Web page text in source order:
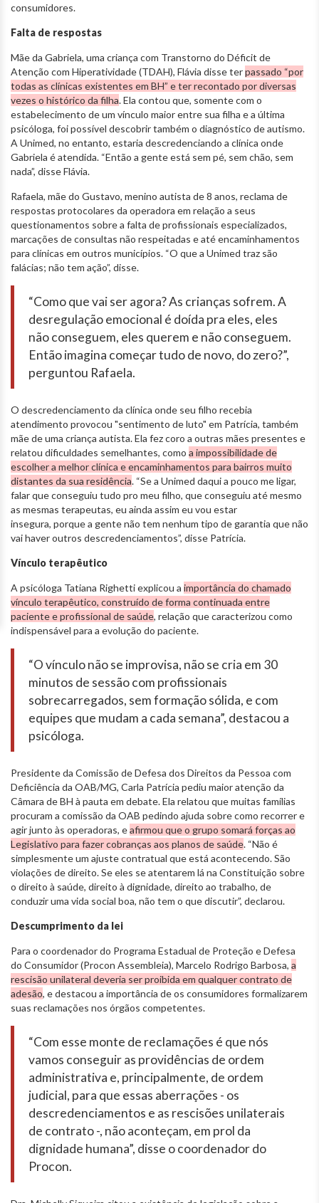
consumidores.
Falta de respostas
Mãe da Gabriela, uma criança com Transtorno do Déficit de
Atenção com Hiperatividade (TDAH), Flávia disse terpassado “por
todas as clínicas existentes em BH” e ter recontado por diversas
vezes o histórico da filha. Ela contou que, somente com o
estabelecimento de um vínculo maior entre sua filha e a última
psicóloga, foi possível descobrir também o diagnóstico de autismo.
A Unimed, no entanto, estaria descredenciando a clínica onde
Gabriela é atendida. “Então a gente está sem pé, sem chão, sem
nada”, disse Flávia.
Rafaela, mãe do Gustavo, menino autista de 8 anos, reclama de
respostas protocolares da operadora em relação a seus
questionamentos sobre a falta de profissionais especializados,
marcações de consultas não respeitadas e até encaminhamentos
para clínicas em outros municípios. “O que a Unimed traz são
falácias; não tem ação”, disse.
“Como que vai ser agora? As crianças sofrem. A
desregulação emocional é doída pra eles, eles
não conseguem, eles querem e não conseguem.
Então imagina começar tudo de novo, do zero?”,
perguntou Rafaela.
O descredenciamento da clínica onde seu filho recebia
atendimento provocou "sentimento de luto" em Patrícia, também
mãe de uma criança autista. Ela fez coro a outras mães presentes e
relatou dificuldades semelhantes, como a impossibilidade de
escolher a melhor clínica e encaminhamentos para bairros muito
distantes da sua residência. “Se a Unimed daqui a pouco me ligar,
falar que conseguiu tudo pro meu filho, que conseguiu até mesmo
as mesmas terapeutas, eu ainda assim eu vou estar
insegura, porque a gente não tem nenhum tipo de garantia que não
vai haver outros descredenciamentos”, disse Patrícia.
Vínculo terapêutico
A psicóloga Tatiana Righetti explicou a importância do chamado
vínculo terapêutico, construído de forma continuada entre
paciente e profissional de saúde, relação que caracterizou como
indispensável para a evolução do paciente.
“O vínculo não se improvisa, não se cria em 30
minutos de sessão com profissionais
sobrecarregados, sem formação sólida, e com
equipes que mudam a cada semana”, destacou a
psicóloga.
Presidente da Comissão de Defesa dos Direitos da Pessoa com
Deficiência da OAB/MG, Carla Patrícia pediu maior atenção da
Câmara de BH à pauta em debate. Ela relatou que muitas famílias
procuram a comissão da OAB pedindo ajuda sobre como recorrer e
agir junto às operadoras, eafirmou que o grupo somará forças ao
Legislativo para fazer cobranças aos planos de saúde. “Não é
simplesmente um ajuste contratual que está acontecendo. São
violações de direito. Se eles se atentarem lá na Constituição sobre
o direito à saúde, direito à dignidade, direito ao trabalho, de
conduzir uma vida social boa, não tem o que discutir”, declarou.
Descumprimento da lei
Para o coordenador do Programa Estadual de Proteção e Defesa
do Consumidor (Procon Assembleia), Marcelo Rodrigo Barbosa, a
rescisão unilateral deveria ser proibida em qualquer contrato de
adesão, e destacou a importância de os consumidores formalizarem
suas reclamações nos órgãos competentes.
“Com esse monte de reclamações é que nós
vamos conseguir as providências de ordem
administrativa e, principalmente, de ordem
judicial, para que essas aberrações - os
descredenciamentos e as rescisões unilaterais
de contrato -, não aconteçam, em prol da
dignidade humana”, disse o coordenador do
Procon.